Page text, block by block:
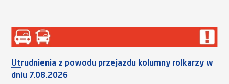
Utrudnienia z powodu przejazdu kolumny rolkarzy w
dniu 7.08.2026